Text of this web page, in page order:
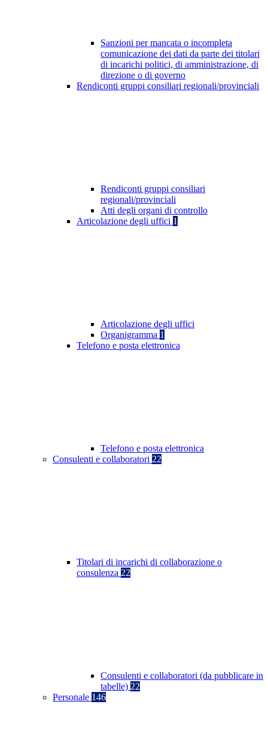
Sanzioni per mancata o incompleta
comunicazione dei dati da parte dei titolari
di incarichi politici, di amministrazione, di
direzione o di governo
Rendiconti gruppi consiliari regionali/provinciali
Rendiconti gruppi consiliari
regionali/provinciali
Atti degli organi di controllo
Articolazione degli uffici 1
Articolazione degli uffici
Organigramma 1
Telefono e posta elettronica
Telefono e posta elettronica
Consulenti e collaboratori 22
Titolari di incarichi di collaborazione o
consulenza 22
Consulenti e collaboratori (da pubblicare in
tabelle) 22
Personale 146